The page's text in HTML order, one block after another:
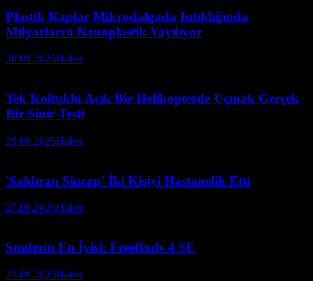
Plastik Kaplar Mikrodalgada Isıtıldığında
Milyarlarca Nanoplastik Yayılıyor
30.09.2025Haber
Tek Koltuklu Açık Bir Helikopterde Uçmak Gerçek
Bir Sinir Testi
29.09.2025Haber
'Saldıran Sincap' İki Kişiyi Hastanelik Etti
27.09.2025Haber
Sınıfının En İyisi: FreeBuds 4 SE
23.09.2025Haber